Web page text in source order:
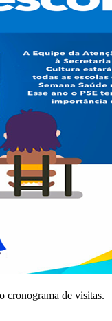
cronograma de visitas.